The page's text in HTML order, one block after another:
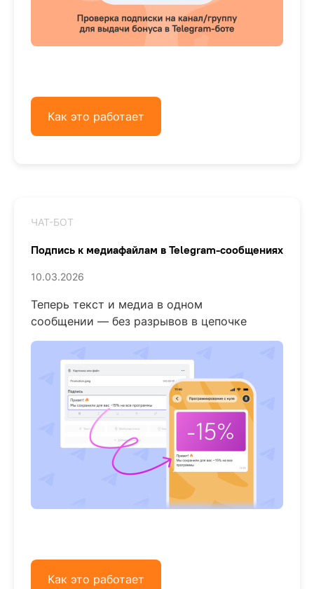
Как это работает
ЧАТ-БОТ
Подпись к медиафайлам в Telegram-сообщениях
10.03.2026
Теперь текст и медиа в одном
сообщении — без разрывов в цепочке
Как это работает